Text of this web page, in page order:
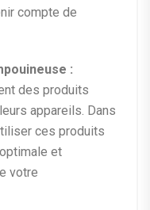
compte de
:
des produits
appareils. Dans
ces produits
et
votre